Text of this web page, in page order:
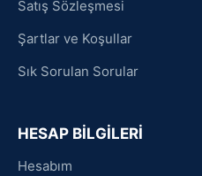
Satış Sözleşmesi
Şartlar ve Koşullar
Sık Sorulan Sorular
HESAP BİLGİLERİ
Hesabım